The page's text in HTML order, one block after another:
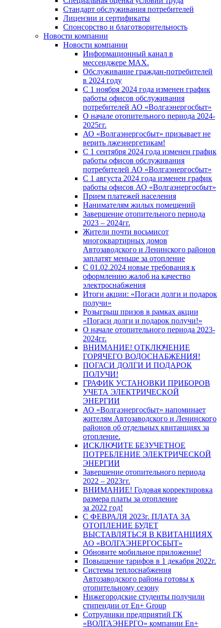
Стандарт обслуживания потребителей
Лицензии и сертификаты
Спонсорство и благотворительность
Новости компании
Новости компании
Информационный канал в
мессенджере MAX.
Обслуживание граждан-потребителей
в 2024 году
С 1 ноября 2024 года изменен график
работы офисов обслуживания
потребителей АО «Волгаэнергосбыт»
О начале отопительного периода 2024-
2025гг.
АО «Волгаэнергосбыт» призывает не
верить лжеэнергетикам!
С 1 сентября 2024 года изменен график
работы офисов обслуживания
потребителей АО «Волгаэнергосбыт»
С 1 августа 2024 года изменен график
работы офисов АО «Волгаэнергосбыт»
Прием платежей населения
Нанимателям жилых помещений
Завершение отопительного периода
2023 – 2024гг.
Жители почти восьмисот
многоквартирных домов
Автозаводского и Ленинского районов
заплатят меньше за отопление
С 01.02.2024 новые требования к
оформлению жалоб на качество
электроснабжения
Итоги акции: «Погаси долги и подарок
получи»
Розыгрыш призов в рамках акции
«Погаси долги и подарок получи!»
О начале отопительного периода 2023-
2024гг.
ВНИМАНИЕ! ОТКЛЮЧЕНИЕ
ГОРЯЧЕГО ВОДОСНАБЖЕНИЯ!
ПОГАСИ ДОЛГИ И ПОДАРОК
ПОЛУЧИ!
ГРАФИК УСТАНОВКИ ПРИБОРОВ
УЧЕТА ЭЛЕКТРИЧЕСКОЙ
ЭНЕРГИИ
АО «Волгаэнергосбыт» напоминает
жителям Автозаводского и Ленинского
районов об отдельных квитанциях за
отопление.
ИСКЛЮЧИТЕ БЕЗУЧЕТНОЕ
ПОТРЕБЛЕНИЕ ЭЛЕКТРИЧЕСКОЙ
ЭНЕРГИИ
Завершение отопительного периода
2022 – 2023гг.
ВНИМАНИЕ! Годовая корректировка
размера платы за отопление
за 2022 год!
С ФЕВРАЛЯ 2023г. ПЛАТА ЗА
ОТОПЛЕНИЕ БУДЕТ
ВЫСТАВЛЯТЬСЯ В КВИТАНЦИЯХ
АО «ВОЛГАЭНЕРГОСБЫТ»
Обновите мобильное приложение!
Повышение тарифов в 1 декабря 2022г.
Системы теплоснабжения
Автозаводского района готовы к
отопительному сезону
Нижегородские студенты получили
стипендии от En+ Group
Сотрудники предприятий ГК
«ВОЛГАЭНЕРГО» компании En+